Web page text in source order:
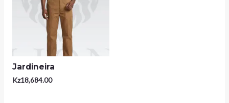
Jardineira
Kz18,684.00